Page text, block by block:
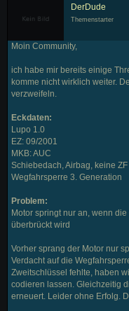
DerDude
Themenstarter
Moin Community,
ich habe mir bereits einige
komme nicht wirklich weiter.
verzweifeln.
Eckdaten:
Lupo 1.0
EZ: 09/2001
MKB: AUC
Schiebedach, Airbag, keine ZF
Wegfahrsperre 3. Generation
Problem:
Motor springt nur an, wenn
überbrückt wird
Vorher sprang der Motor nur
Verdacht auf die
Zweitschlüssel fehlte, haben
codieren lassen. Gleichzeitig
erneuert. Leider ohne Erfolg.